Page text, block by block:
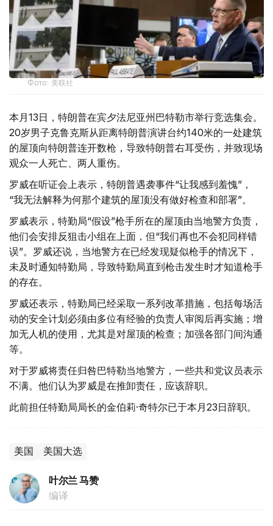
Фото: 美联社
本月13日，特朗普在宾夕法尼亚州巴特勒市举行竞选集会。
20岁男子克鲁克斯从距离特朗普演讲台约140米的一处建筑
的屋顶向特朗普连开数枪，导致特朗普右耳受伤，并致现场
观众一人死亡、两人重伤。
罗威在听证会上表示，特朗普遇袭事件“让我感到羞愧”，
“我无法解释为何那个建筑的屋顶没有做好检查和部署”。
罗威表示，特勤局“假设”枪手所在的屋顶由当地警方负责，
他们会安排反狙击小组在上面，但“我们再也不会犯同样错
误”。罗威还说，当地警方在已经发现疑似枪手的情况下，
未及时通知特勤局，导致特勤局直到枪击发生时才知道枪手
的存在。
罗威还表示，特勤局已经采取一系列改革措施，包括每场活
动的安全计划必须由多位有经验的负责人审阅后再实施；增
加无人机的使用，尤其是对屋顶的检查；加强各部门间沟通
等。
对于罗威将责任归咎巴特勒当地警方，一些共和党议员表示
不满。他们认为罗威是在推卸责任，应该辞职。
此前担任特勤局局长的金伯莉·奇特尔已于本月23日辞职。
美国 美国大选
叶尔兰 马赞
编译